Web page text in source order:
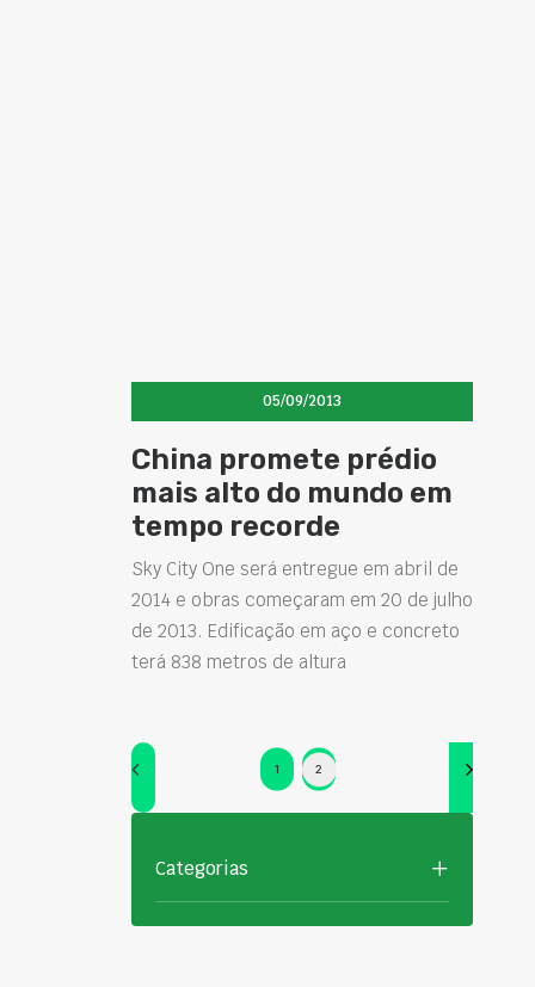
05/09/2013
China promete prédio
mais alto do mundo em
tempo recorde
Sky City One será entregue em abril de
2014 e obras começaram em 20 de julho
de 2013. Edificação em aço e concreto
terá 838 metros de altura
1 2
Categorias